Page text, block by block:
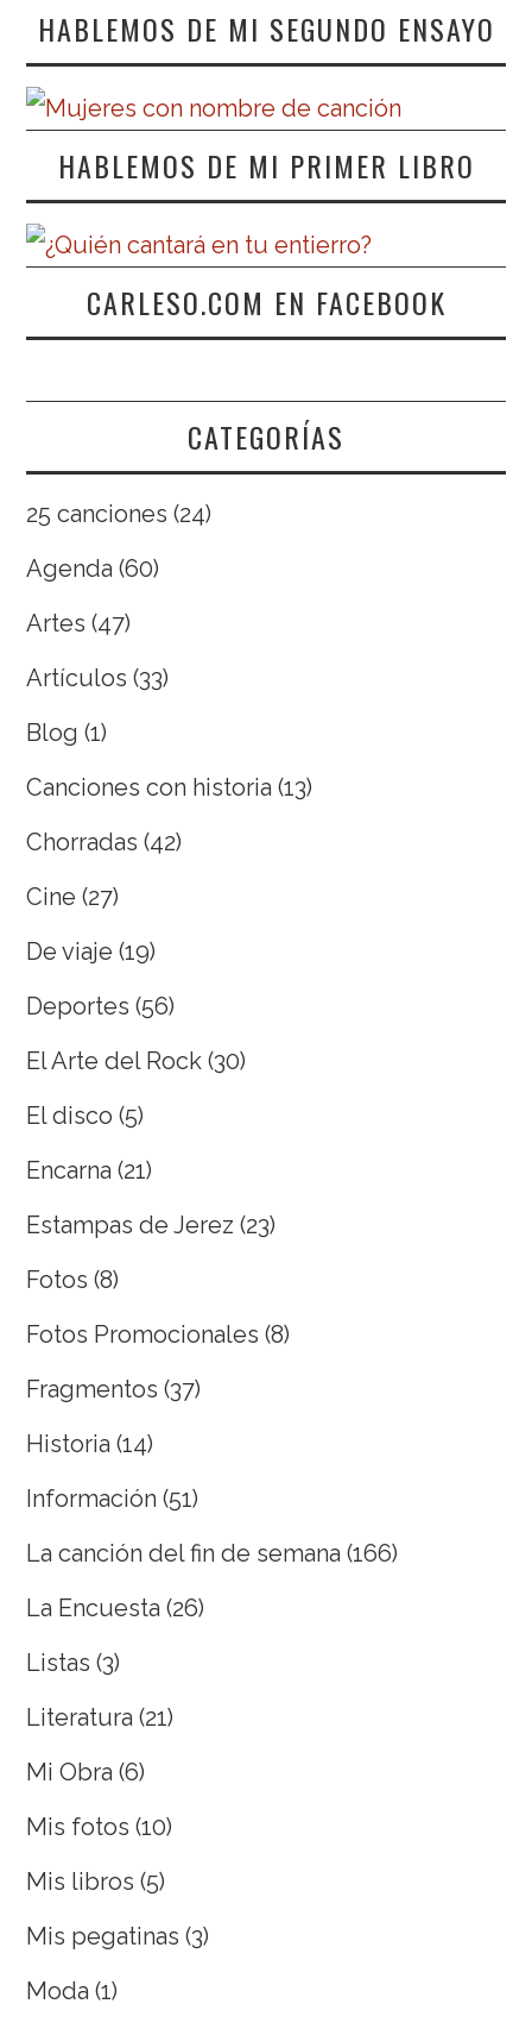
HABLEMOS DE MI SEGUNDO ENSAYO
HABLEMOS DE MI PRIMER LIBRO
CARLESO.COM EN FACEBOOK
CATEGORÍAS
25 canciones (24)
Agenda (60)
Artes (47)
Artículos (33)
Blog (1)
Canciones con historia (13)
Chorradas (42)
Cine (27)
De viaje (19)
Deportes (56)
El Arte del Rock (30)
El disco (5)
Encarna (21)
Estampas de Jerez (23)
Fotos (8)
Fotos Promocionales (8)
Fragmentos (37)
Historia (14)
Información (51)
La canción del fin de semana (166)
La Encuesta (26)
Listas (3)
Literatura (21)
Mi Obra (6)
Mis fotos (10)
Mis libros (5)
Mis pegatinas (3)
Moda (1)